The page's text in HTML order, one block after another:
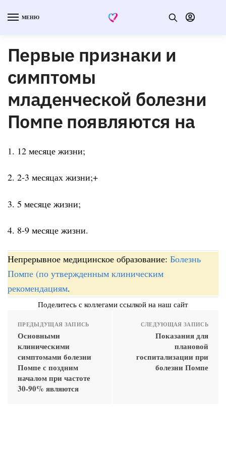
МЕНЮ
Первые признаки и
симптомы
младенческой болезни
Помпе появляются на
1. 12 месяце жизни;
2. 2-3 месяцах жизни;+
3. 5 месяце жизни;
4. 8-9 месяце жизни.
Непрерывное медицинское образование: Болезнь
Помпе (по утвержденным клиническим
рекомендациям.
Поделитесь с коллегами ссылкой на наш сайт
ПРЕДЫДУЩАЯ ЗАПИСЬ
Основными
клиническими
симптомами болезни
Помпе с поздним
началом при частоте
30-90% являются
СЛЕДУЮЩАЯ ЗАПИСЬ
Показания для
плановой
госпитализации при
болезни Помпе